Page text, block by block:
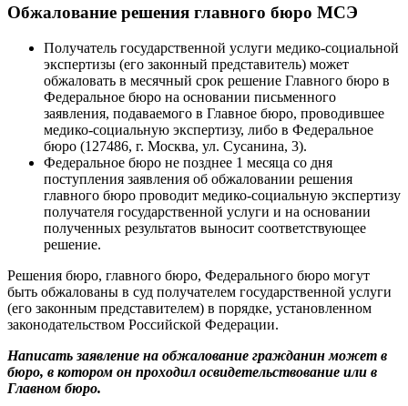
Обжалование решения главного бюро МСЭ
Получатель государственной услуги медико-социальной
экспертизы (его законный представитель) может
обжаловать в месячный срок решение Главного бюро в
Федеральное бюро на основании письменного
заявления, подаваемого в Главное бюро, проводившее
медико-социальную экспертизу, либо в Федеральное
бюро (127486, г. Москва, ул. Сусанина, 3).
Федеральное бюро не позднее 1 месяца со дня
поступления заявления об обжаловании решения
главного бюро проводит медико-социальную экспертизу
получателя государственной услуги и на основании
полученных результатов выносит соответствующее
решение.
Решения бюро, главного бюро, Федерального бюро могут
быть обжалованы в суд получателем государственной услуги
(его законным представителем) в порядке, установленном
законодательством Российской Федерации.
Написать заявление на обжалование гражданин может в
бюро, в котором он проходил освидетельствование или в
Главном бюро.